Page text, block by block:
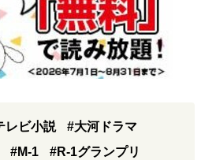
レビ小説
#大河ドラマ
#M-1
#R-1グランプリ